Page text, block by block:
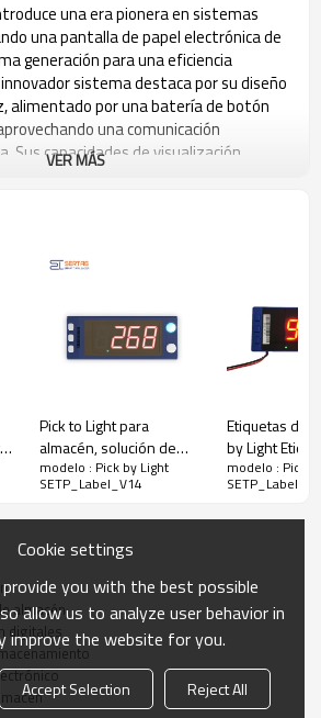
una era pionera en sistemas
una pantalla de papel electrónica de
generación para una eficiencia
sistema destaca por su diseño
alimentado por una batería de botón
una comunicación
Sus capacidades de visualización
necesidades operativas.
electrónicas de almacén
VER MÁS
Pick to Light para
almacén, solución de
picking y embalaje
modelo : Pick by Light
SETP_Label_V14
Etiquetas
by Light
inteligentes
almacén
modelo : Pick
almacén
digitales
Cookie settings
you with the best possible
allow us to analyze user behavior in
improve the website for you.
Accept Selection Reject All